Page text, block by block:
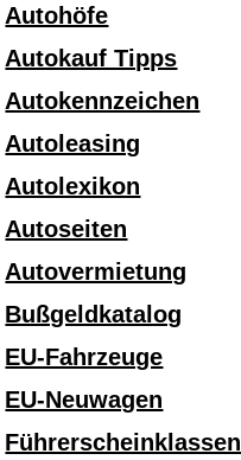
Autohöfe
Autokauf Tipps
Autokennzeichen
Autoleasing
Autolexikon
Autoseiten
Autovermietung
Bußgeldkatalog
EU-Fahrzeuge
EU-Neuwagen
Führerscheinklassen